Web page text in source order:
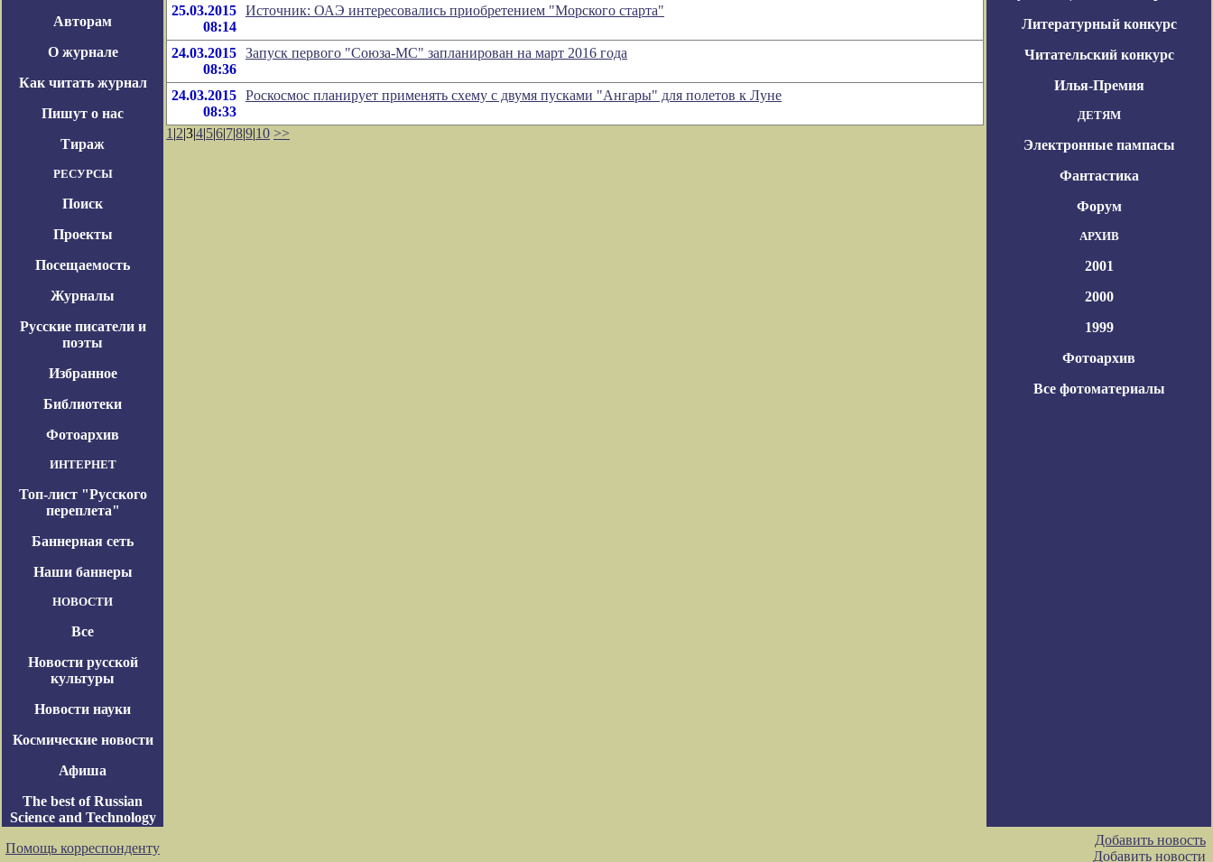
Авторам
О журнале
Как читать журнал
Пишут о нас
Тираж
РЕСУРСЫ
Поиск
Проекты
Посещаемость
Журналы
Русские писатели и
поэты
Избранное
Библиотеки
Фотоархив
ИНТЕРНЕТ
Топ-лист "Русского
переплета"
Баннерная сеть
Наши баннеры
НОВОСТИ
Все
Новости русской
культуры
Новости науки
Космические новости
Афиша
The best of Russian
Science and Technology
25.03.2015
08:14
Источник: ОАЭ интересовались приобретением "Морского старта"
24.03.2015
08:36
Запуск первого "Союза-МС" запланирован на март 2016 года
24.03.2015
08:33
Роскосмос планирует применять схему с двумя пусками "Ангары" для полетов к Луне
1 |2|3|4|5|6|7|8|9|10 >>
Литературный конкурс
Читательский конкурс
Илья-Премия
ДЕТЯМ
Электронные пампасы
Фантастика
Форум
АРХИВ
2001
2000
1999
Фотоархив
Все фотоматериалы
Помощь корреспонденту
Добавить новость
Добавить новости